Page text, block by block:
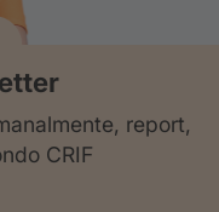
report,
CRIF